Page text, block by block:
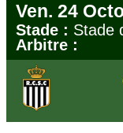
Ven. 24
Stade : Stade
Arbitre :